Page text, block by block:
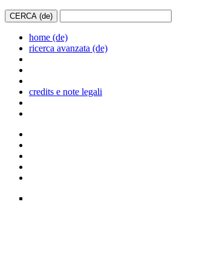
home (de)
ricerca avanzata (de)
credits e note legali